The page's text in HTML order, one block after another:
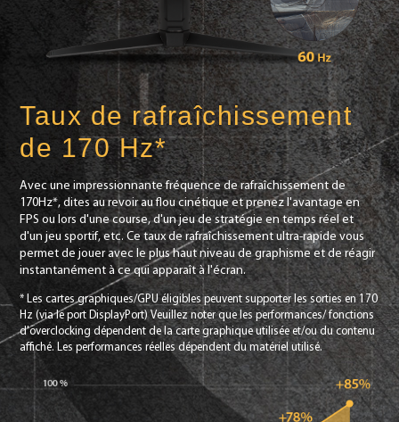
Taux de rafraîchissement
de 170 Hz*
Avec une impressionnante fréquence de rafraîchissement de
170Hz*, dites au revoir au flou cinétique et prenez l'avantage en
FPS ou lors d'une course, d'un jeu de stratégie en temps réel et
d'un jeu sportif, etc. Ce taux de rafraîchissement ultra-rapide vous
permet de jouer avec le plus haut niveau de graphisme et de réagir
instantanément à ce qui apparaît à l'écran.
* Les cartes graphiques/GPU éligibles peuvent supporter les sorties en 170
Hz (via le port DisplayPort) Veuillez noter que les performances/ fonctions
d'overclocking dépendent de la carte graphique utilisée et/ou du contenu
affiché. Les performances réelles dépendent du matériel utilisé.